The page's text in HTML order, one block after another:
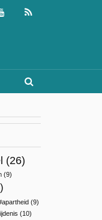
(26)
(9)
apartheid (9)
(10)